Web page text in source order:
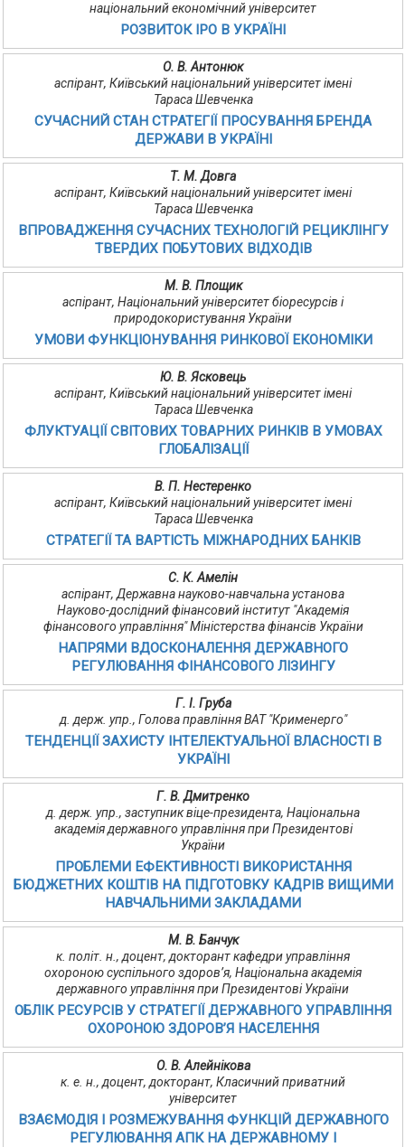
національний економічний університет
РОЗВИТОК ІРО В УКРАЇНІ
О. В. Антонюк
аспірант, Київський національний університет імені
Тараса Шевченка
СУЧАСНИЙ СТАН СТРАТЕГІЇ ПРОСУВАННЯ БРЕНДА
ДЕРЖАВИ В УКРАЇНІ
Т. М. Довга
аспірант, Київський національний університет імені
Тараса Шевченка
ВПРОВАДЖЕННЯ СУЧАСНИХ ТЕХНОЛОГІЙ РЕЦИКЛІНГУ
ТВЕРДИХ ПОБУТОВИХ ВІДХОДІВ
М. В. Площик
аспірант, Національний університет біоресурсів і
природокористування України
УМОВИ ФУНКЦІОНУВАННЯ РИНКОВОЇ ЕКОНОМІКИ
Ю. В. Ясковець
аспірант, Київський національний університет імені
Тараса Шевченка
ФЛУКТУАЦІЇ СВІТОВИХ ТОВАРНИХ РИНКІВ В УМОВАХ
ГЛОБАЛІЗАЦІЇ
В. П. Нестеренко
аспірант, Київський національний університет імені
Тараса Шевченка
СТРАТЕГІЇ ТА ВАРТІСТЬ МІЖНАРОДНИХ БАНКІВ
С. К. Амелін
аспірант, Державна науково-навчальна установа
Науково-дослідний фінансовий інститут "Академія
фінансового управління" Міністерства фінансів України
НАПРЯМИ ВДОСКОНАЛЕННЯ ДЕРЖАВНОГО
РЕГУЛЮВАННЯ ФІНАНСОВОГО ЛІЗИНГУ
Г. І. Груба
д. держ. упр., Голова правління ВАТ "Крименерго"
ТЕНДЕНЦІЇ ЗАХИСТУ ІНТЕЛЕКТУАЛЬНОЇ ВЛАСНОСТІ В
УКРАЇНІ
Г. В. Дмитренко
д. держ. упр., заступник віце-президента, Національна
академія державного управління при Президентові
України
ПРОБЛЕМИ ЕФЕКТИВНОСТІ ВИКОРИСТАННЯ
БЮДЖЕТНИХ КОШТІВ НА ПІДГОТОВКУ КАДРІВ ВИЩИМИ
НАВЧАЛЬНИМИ ЗАКЛАДАМИ
М. В. Банчук
к. політ. н., доцент, докторант кафедри управління
охороною суспільного здоров’я, Національна академія
державного управління при Президентові України
ОБЛІК РЕСУРСІВ У СТРАТЕГІЇ ДЕРЖАВНОГО УПРАВЛІННЯ
ОХОРОНОЮ ЗДОРОВ’Я НАСЕЛЕННЯ
О. В. Алейнікова
к. е. н., доцент, докторант, Класичний приватний
університет
ВЗАЄМОДІЯ І РОЗМЕЖУВАННЯ ФУНКЦІЙ ДЕРЖАВНОГО
РЕГУЛЮВАННЯ АПК НА ДЕРЖАВНОМУ І